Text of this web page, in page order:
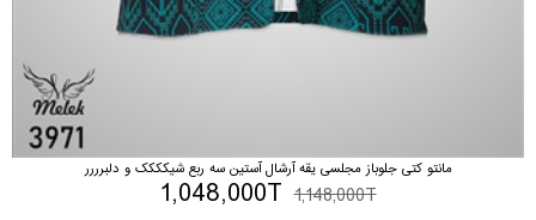
مانتو کتی جلوباز مجلسی یقه آرشال آستین سه ربع شیکککک و دلبرررر
1,148,000T
1,048,000T